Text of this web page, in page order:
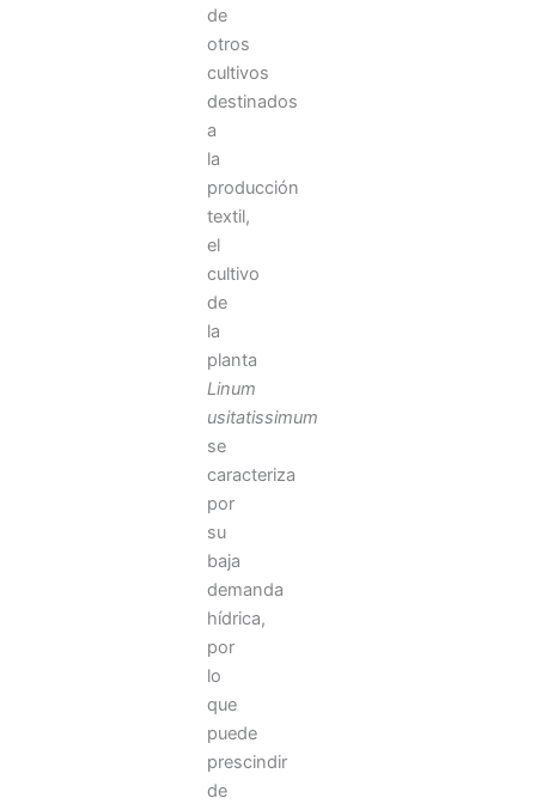
de
otros
cultivos
destinados
a
la
producción
textil,
el
cultivo
de
la
planta
Linum
usitatissimum
se
caracteriza
por
su
baja
demanda
hídrica,
por
lo
que
puede
prescindir
de